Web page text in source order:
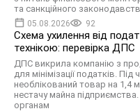
та санкційного
05.08.2026 92
Схема ухилення від
технікою: перевірка ДПС
ДПС викрила компанію з
для мінімізації податків.
необлікований товар на 1,4
нестачу майна
органам